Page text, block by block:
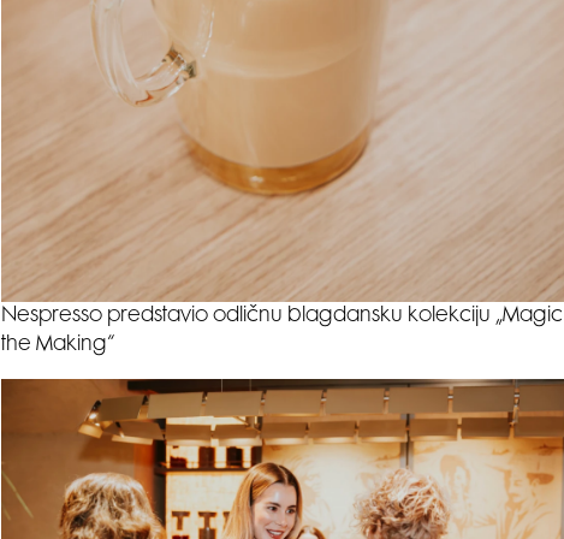
Nespresso predstavio odličnu blagdansku kolekciju „Magic
the Making“